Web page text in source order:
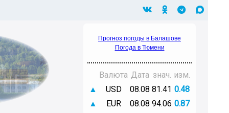
Прогноз погоды в Балашове
Погода в Тюмени
Валюта Дата знач. изм.
▲
USD 08.08 81.41 0.48
▲
EUR 08.08 94.06 0.87